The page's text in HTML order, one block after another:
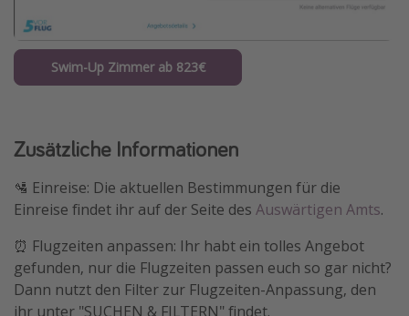
Swim-Up Zimmer ab 823€
Zusätzliche Informationen
🛂 Einreise: Die aktuellen Bestimmungen für die
Einreise findet ihr auf der Seite des Auswärtigen Amts.
⏰ Flugzeiten anpassen: Ihr habt ein tolles Angebot
gefunden, nur die Flugzeiten passen euch so gar nicht?
Dann nutzt den Filter zur Flugzeiten-Anpassung, den
ihr unter "SUCHEN & FILTERN" findet.